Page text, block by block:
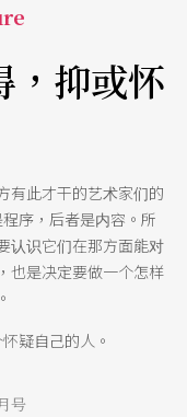
，抑或怀
有此才干的艺术家们的
序，后者是内容。所
认识它们在那方面能对
也是决定要做一个怎样
疑自己的人。
号